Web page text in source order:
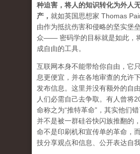
种迫害，将人的知识转化为外人
产 ， 就如英国思想家 Thomas
由作为抵抗伤害和侵略的坚实堡
众—— 密码学的目标就是如此，
成自由的工具。
互联网本身不能带给你自由，它
息更便宜，并在各地审查的允许
发布信息。这里并没有额外的自
人们必需自己去争取。有人曾将
命称之为“推特革命”，其实他们
并不是被一群硅谷快闪族推翻的
命不是印刷机和宣传单的革命，
技分享观点和信息、公开表达自我